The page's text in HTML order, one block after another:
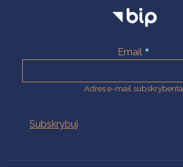
Email
Adres e-mail subskrybenta.